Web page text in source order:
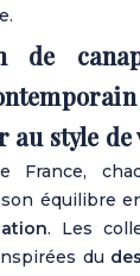
de
au style
France,
équilibre
. Les
du